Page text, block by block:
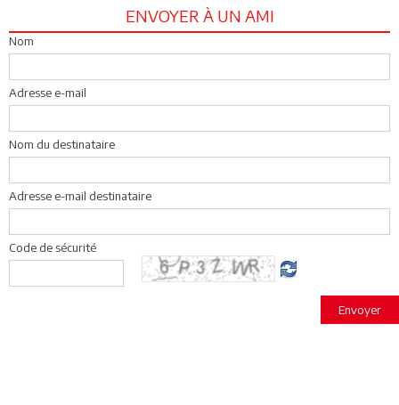
ENVOYER À UN AMI
Nom
Adresse e-mail
Nom du destinataire
Adresse e-mail destinataire
Code de sécurité
Envoyer